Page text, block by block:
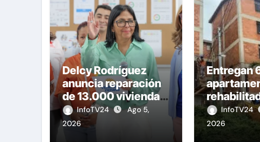
Delcy Rodríguez
anuncia reparación
de 13.000 viviendas
afectadas por los
terremotos
InfoTV24
Ago 5,
2026
Entregan
familias
Victoria
InfoTV24
2026